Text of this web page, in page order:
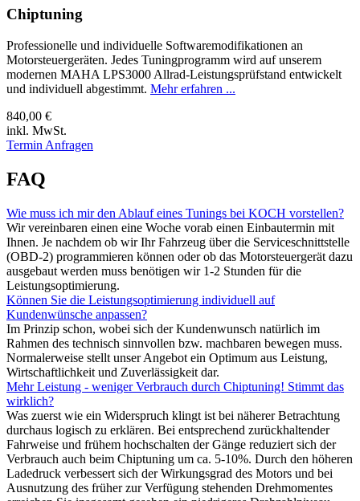
Chiptuning
Professionelle und individuelle Softwaremodifikationen an
Motorsteuergeräten. Jedes Tuningprogramm wird auf unserem
modernen MAHA LPS3000 Allrad-Leistungsprüfstand entwickelt
und individuell abgestimmt. Mehr erfahren ...
840,00 €
inkl. MwSt.
Termin Anfragen
FAQ
Wie muss ich mir den Ablauf eines Tunings bei KOCH vorstellen?
Wir vereinbaren einen eine Woche vorab einen Einbautermin mit
Ihnen. Je nachdem ob wir Ihr Fahrzeug über die Serviceschnittstelle
(OBD-2) programmieren können oder ob das Motorsteuergerät dazu
ausgebaut werden muss benötigen wir 1-2 Stunden für die
Leistungsoptimierung.
Können Sie die Leistungsoptimierung individuell auf
Kundenwünsche anpassen?
Im Prinzip schon, wobei sich der Kundenwunsch natürlich im
Rahmen des technisch sinnvollen bzw. machbaren bewegen muss.
Normalerweise stellt unser Angebot ein Optimum aus Leistung,
Wirtschaftlichkeit und Zuverlässigkeit dar.
Mehr Leistung - weniger Verbrauch durch Chiptuning! Stimmt das
wirklich?
Was zuerst wie ein Widerspruch klingt ist bei näherer Betrachtung
durchaus logisch zu erklären. Bei entsprechend zurückhaltender
Fahrweise und frühem hochschalten der Gänge reduziert sich der
Verbrauch auch beim Chiptuning um ca. 5-10%. Durch den höheren
Ladedruck verbessert sich der Wirkungsgrad des Motors und bei
Ausnutzung des früher zur Verfügung stehenden Drehmomentes